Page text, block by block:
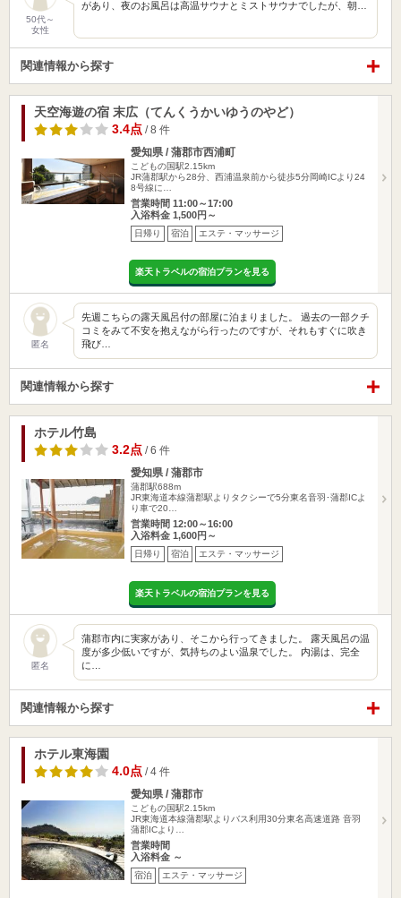
50代～
女性
があり、夜のお風呂は高温サウナとミストサウナでしたが、朝…
関連情報から探す
天空海遊の宿 末広（てんくうかいゆうのやど）
3.4点 / 8 件
愛知県 / 蒲郡市西浦町
こどもの国駅2.15km
JR蒲郡駅から28分、西浦温泉前から徒歩5分岡崎ICより24
8号線に…
営業時間 11:00～17:00
入浴料金 1,500円～
日帰り 宿泊 エステ・マッサージ
楽天トラベルの宿泊プランを見る
匿名
先週こちらの露天風呂付の部屋に泊まりました。 過去の一部クチ
コミをみて不安を抱えながら行ったのですが、それもすぐに吹き
飛び…
関連情報から探す
ホテル竹島
3.2点 / 6 件
愛知県 / 蒲郡市
蒲郡駅688m
JR東海道本線蒲郡駅よりタクシーで5分東名音羽･蒲郡ICよ
り車で20…
営業時間 12:00～16:00
入浴料金 1,600円～
日帰り 宿泊 エステ・マッサージ
楽天トラベルの宿泊プランを見る
匿名
蒲郡市内に実家があり、そこから行ってきました。 露天風呂の温
度が多少低いですが、気持ちのよい温泉でした。 内湯は、完全
に…
関連情報から探す
ホテル東海園
4.0点 / 4 件
愛知県 / 蒲郡市
こどもの国駅2.15km
JR東海道本線蒲郡駅よりバス利用30分東名高速道路 音羽
蒲郡ICより…
営業時間
入浴料金 ～
宿泊 エステ・マッサージ